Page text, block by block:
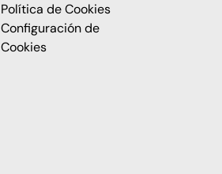
Política de Cookies
Configuración de
Cookies